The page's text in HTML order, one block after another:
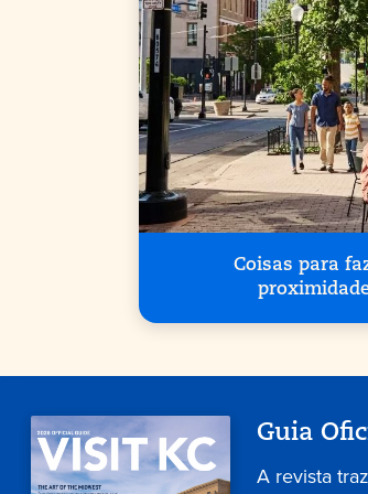
Coisas para
Guia
A revista